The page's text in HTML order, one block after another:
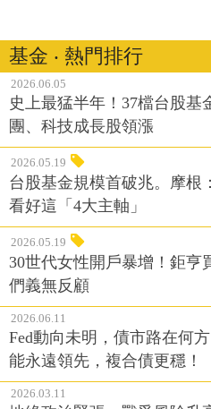
基金 ‧ 熱門排行
2026.06.05
史上最猛半年！37檔台股基
團、科技成長股領漲
2026.05.19
台股基金規模首破兆。摩根
看好這「4大主軸」
2026.05.19
30世代女性開戶暴增！鉅亨
們義無反顧
2026.06.11
Fed動向未明，債市路在何
能永遠領先，複合債更穩！
2026.03.11